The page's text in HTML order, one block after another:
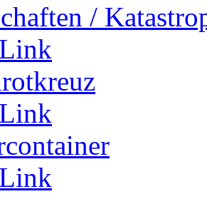
/
Link
Link
Link